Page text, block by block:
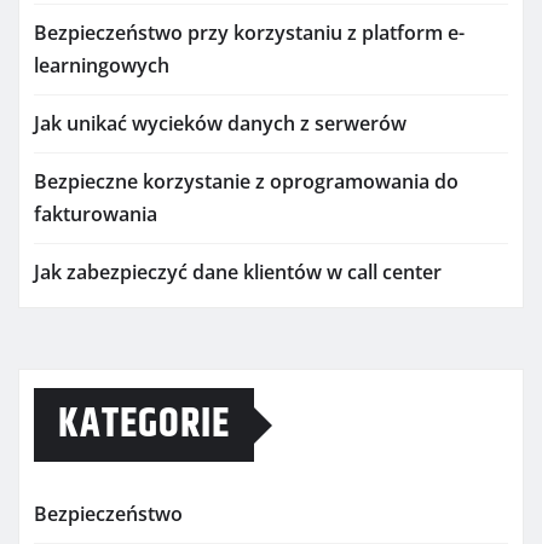
Bezpieczeństwo przy korzystaniu z platform e-
learningowych
Jak unikać wycieków danych z serwerów
Bezpieczne korzystanie z oprogramowania do
fakturowania
Jak zabezpieczyć dane klientów w call center
KATEGORIE
Bezpieczeństwo